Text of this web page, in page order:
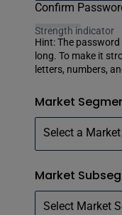
Confirm
Strength indicator
Hint: The
long. To make it
letters, numbers,
Market
Market